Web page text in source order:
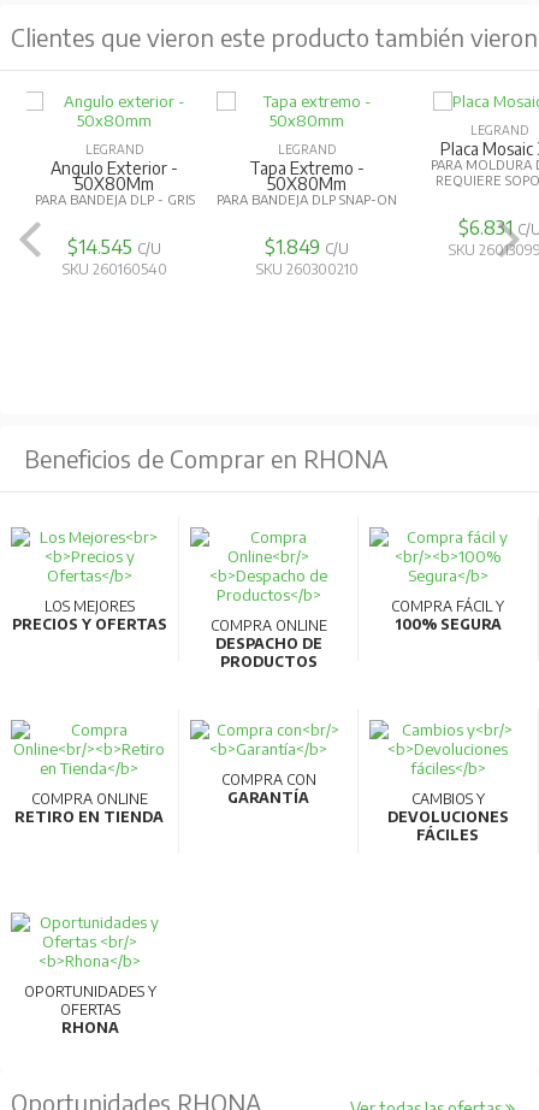
Clientes que vieron este producto también vieron
-
DLP SNAP-ON
C/U
Placa Mosaic 3M
PARA MOLDURA DLP -
REQUIERE SOPORTE
SKU 260130990
Placa Mosaic 1M
PARA MOLDURA DLP -
REQUIERE SOPORTE
SKU 260130970
Beneficios de Comprar en RHONA
LOS MEJORES
PRECIOS Y OFERTAS
COMPRA ONLINE
DESPACHO DE
PRODUCTOS
COMPRA FÁCIL Y
100% SEGURA
COMPRA ONLINE
RETIRO EN TIENDA
COMPRA CON
GARANTÍA
CAMBIOS Y
DEVOLUCIONES
FÁCILES
OPORTUNIDADES Y
OFERTAS
RHONA
Oportunidades RHONA